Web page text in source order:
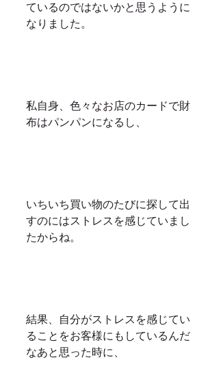
ているのではないかと思うように
なりました。
私自身、色々なお店のカードで財
布はパンパンになるし、
いちいち買い物のたびに探して出
すのにはストレスを感じていまし
たからね。
結果、自分がストレスを感じてい
ることをお客様にもしているんだ
なあと思った時に、